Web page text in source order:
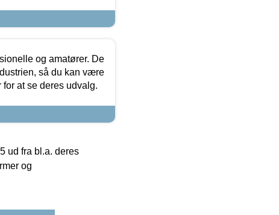
og amatører. De
så du kan være
at se deres udvalg.
ud fra bl.a. deres
og